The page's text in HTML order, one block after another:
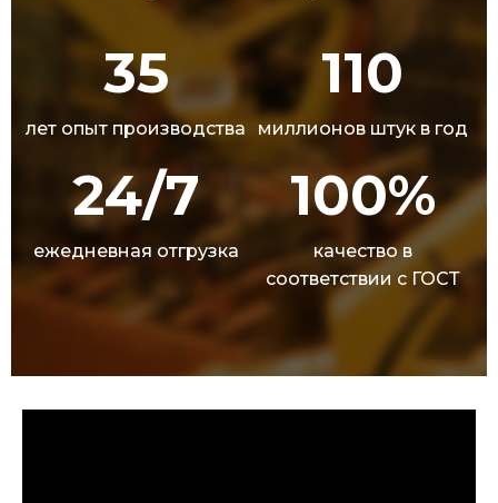
35
лет опыт производства
110
миллионов штук в год
24/7
ежедневная отгрузка
100%
качество в
соответствии с ГОСТ